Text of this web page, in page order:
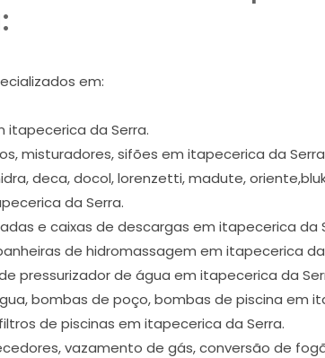
em:
da Serra.
misturadores, sifões em itapecerica da Serra
deca, docol, lorenzetti, madute,
da Serra.
e caixas de descargas em itapecerica da
de hidromassagem em itapecerica da
pressurizador de água em itapecerica da
bombas de poço, bombas de piscina em
de piscinas em itapecerica da Serra.
vazamento de gás, conversão de